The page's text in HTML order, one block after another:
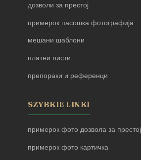
дозволи за престој
примерок пасошка фотографија
мешани шаблони
платни листи
препораки и референци
SZYBKIE LINKI
примерок фото дозвола за престој
примерок фото картичка